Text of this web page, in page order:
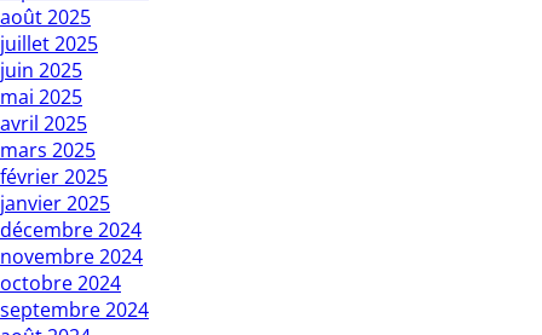
août 2025
juillet 2025
juin 2025
mai 2025
avril 2025
mars 2025
février 2025
janvier 2025
décembre 2024
novembre 2024
octobre 2024
septembre 2024